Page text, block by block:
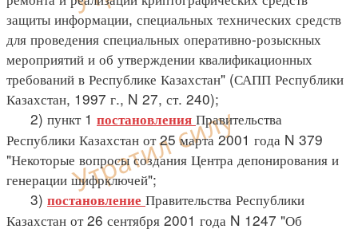
защиты информации, специальных технических средств
для проведения специальных оперативно-розыскных
мероприятий и об утверждении квалификационных
требований в Республике Казахстан" (САПП Республики
Казахстан, 1997 г., N 27, ст. 240);
2) пункт 1 постановления Правительства
Республики Казахстан от 25 марта 2001 года N 379
"Некоторые вопросы создания Центра депонирования и
генерации шифрключей";
3) постановление Правительства Республики
Казахстан от 26 сентября 2001 года N 1247 "Об